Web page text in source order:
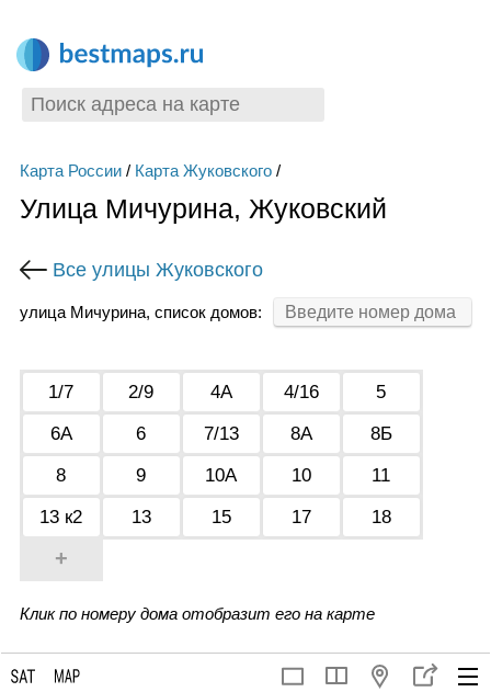
Карта России/ Карта Жуковского/
Улица Мичурина, Жуковский
Все улицы Жуковского
улица Мичурина, список домов:
1/7 2/9 4А 4/16
5
6А
6 7/13 8А
8Б
8
9 10А 10
11
13 к2
13 15 17 18
+
Клик по номеру дома отобразит его на карте